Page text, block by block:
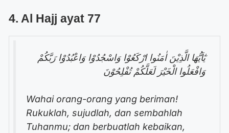
4. Al Hajj ayat 77
يٰٓاَيُّهَا الَّذِيْنَ اٰمَنُوا ارْكَعُوْا وَاسْجُدُوْا وَاعْبُدُوْا رَبَّكُمْ
وَافْعَلُوا الْخَيْرَ لَعَلَّكُمْ تُفْلِحُوْنَ
Wahai orang-orang yang beriman!
Rukuklah, sujudlah, dan sembahlah
Tuhanmu; dan berbuatlah kebaikan,